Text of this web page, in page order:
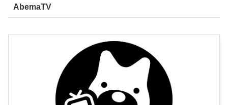
AbemaTV